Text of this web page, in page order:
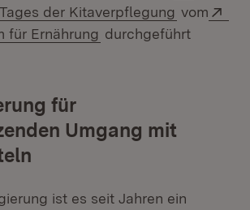
der Kitaverpflegung (Öffnet in
vom
für Ernährung (Öffnet in neuem
durchgeführt
für
Umgang mit
ist es seit Jahren ein